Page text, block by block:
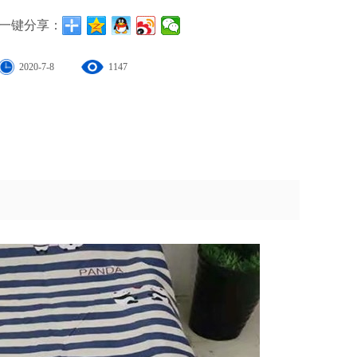
键分享：
2020-7-8 1147